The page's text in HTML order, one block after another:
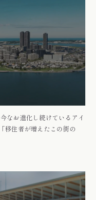
今なお進化し続けているアイ
「移住者が増えたこの街の